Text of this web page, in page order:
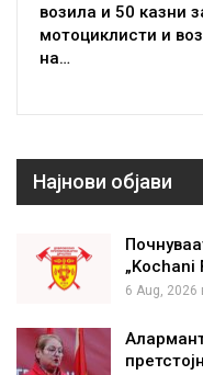
возила и 50 казни
мотоциклисти и
на…
Најнови објави
„Kochani
6 Aug, 2026